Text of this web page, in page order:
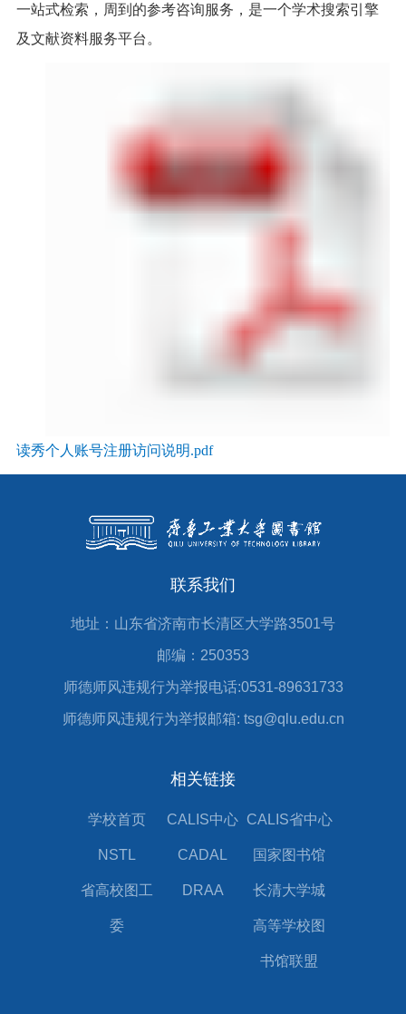
一站式检索，周到的参考咨询服务，是一个学术搜索引擎
及文献资料服务平台。
读秀个人账号注册访问说明.pdf
联系我们
地址：山东省济南市长清区大学路3501号
邮编：250353
师德师风违规行为举报电话:0531-89631733
师德师风违规行为举报邮箱: tsg@qlu.edu.cn
相关链接
学校首页 CALIS中心 CALIS省中心
NSTL CADAL 国家图书馆
省高校图工
委
DRAA 长清大学城
高等学校图
书馆联盟